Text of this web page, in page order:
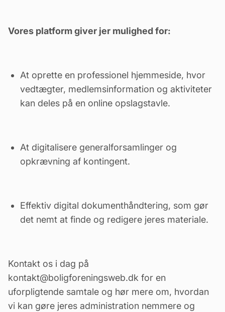
Vores platform giver jer mulighed for:
At oprette en professionel hjemmeside, hvor
vedtægter, medlemsinformation og aktiviteter
kan deles på en online opslagstavle.
At digitalisere generalforsamlinger og
opkrævning af kontingent.
Effektiv digital dokumenthåndtering, som gør
det nemt at finde og redigere jeres materiale.
Kontakt os i dag på
kontakt@boligforeningsweb.dk for en
uforpligtende samtale og hør mere om, hvordan
vi kan gøre jeres administration nemmere og